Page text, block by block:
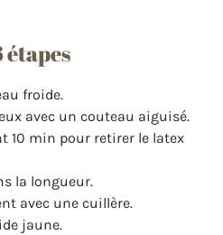
froide.
avec un couteau aiguisé.
10 min pour retirer le latex
la longueur.
avec une cuillère.
jaune.